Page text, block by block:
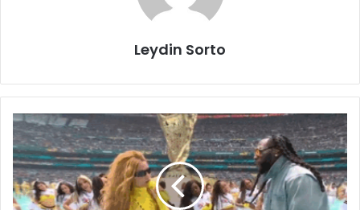
Leydin Sorto
Música,
color
y
emoción
marcan
la